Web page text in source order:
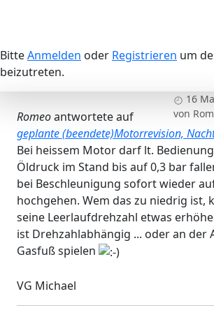
BitteAnmelden oder Registrieren um
beizutreten.
16
von
Romeoantwortete auf
geplante (beendete)Motorrevision,
Bei heissem Motor darf lt.
Öldruck im Stand bis auf 0,3 bar
bei Beschleunigung sofort wieder
hochgehen. Wem das zu niedrig ist,
seine Leerlaufdrehzahl etwas
ist Drehzahlabhängig ... oder an der
Gasfuß spielen
VG Michael